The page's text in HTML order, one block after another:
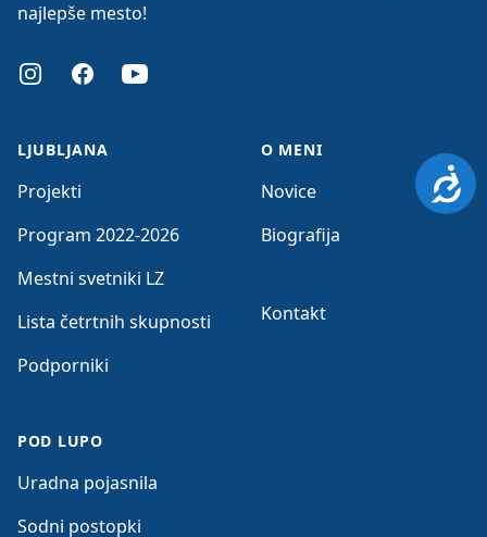
najlepše mesto!
InstagramFacebookYoutube
LJUBLJANA
Projekti
Program 2022-2026
Mestni svetniki LZ
Lista četrtnih skupnosti
Podporniki
POD LUPO
Uradna pojasnila
Sodni postopki
O MENI
Novice
Biografija
Kontakt